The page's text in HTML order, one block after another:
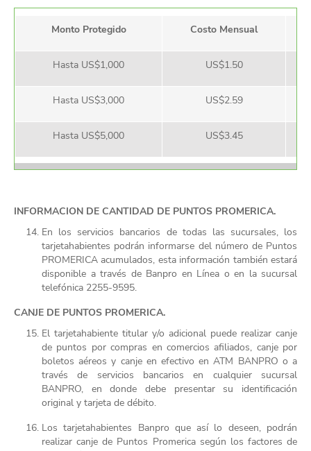
Monto Protegido Costo Mensual
Hasta US$1,000 US$1.50
Hasta US$3,000 US$2.59
Hasta US$5,000 US$3.45
INFORMACION DE CANTIDAD DE PUNTOS PROMERICA.
En los servicios bancarios de todas las sucursales, los
tarjetahabientes podrán informarse del número de Puntos
PROMERICA acumulados, esta información también estará
disponible a través de Banpro en Línea o en la sucursal
telefónica 2255-9595.
CANJE DE PUNTOS PROMERICA.
El tarjetahabiente titular y/o adicional puede realizar canje
de puntos por compras en comercios afiliados, canje por
boletos aéreos y canje en efectivo en ATM BANPRO o a
través de servicios bancarios en cualquier sucursal
BANPRO, en donde debe presentar su identificación
original y tarjeta de débito.
Los tarjetahabientes Banpro que así lo deseen, podrán
realizar canje de Puntos Promerica según los factores de